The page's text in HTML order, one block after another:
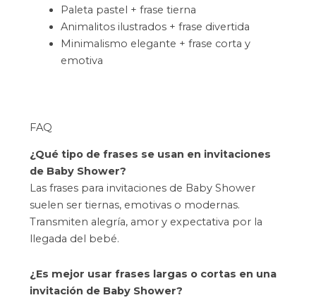
Paleta pastel + frase tierna
Animalitos ilustrados + frase divertida
Minimalismo elegante + frase corta y
emotiva
FAQ
¿Qué tipo de frases se usan en invitaciones
de Baby Shower?
Las frases para invitaciones de Baby Shower
suelen ser tiernas, emotivas o modernas.
Transmiten alegría, amor y expectativa por la
llegada del bebé.
¿Es mejor usar frases largas o cortas en una
invitación de Baby Shower?